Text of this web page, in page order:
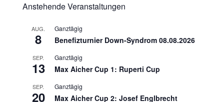
Anstehende Veranstaltungen
AUG.
8
Ganztägig
Benefizturnier Down-Syndrom 08.08.2026
SEP.
13
Ganztägig
Max Aicher Cup 1: Ruperti Cup
SEP.
20
Ganztägig
Max Aicher Cup 2: Josef Englbrecht